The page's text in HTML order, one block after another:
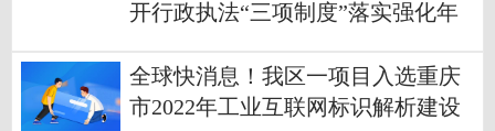
开行政执法“三项制度”落实强化年
全球快消息！我区一项目入选重庆
市2022年工业互联网标识解析建设